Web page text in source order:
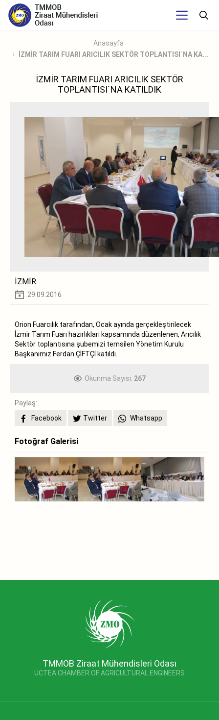
Anasayfa
İZMİR TARIM FUARI ARICILIK SEKTÖR TOPLANTISI`NA KA...
İZMİR TARIM FUARI ARICILIK SEKTÖR
TOPLANTISI`NA KATILDIK
İZMİR
29.09.2016
Orion Fuarcılık tarafından, Ocak ayında gerçekleştirilecek
İzmir Tarım Fuarı hazırlıkları kapsamında düzenlenen, Arıcılık
Sektör toplantısına şubemizi temsilen Yönetim Kurulu
Başkanımız Ferdan ÇİFTÇİ katıldı.
Okunma Sayısı: 267
Paylaş:
Facebook
Twitter Whatsapp
Fotoğraf Galerisi
TMMOB Ziraat Mühendisleri Odası
UCTEA CHAMBER OF AGRICULTURAL ENGINEERS